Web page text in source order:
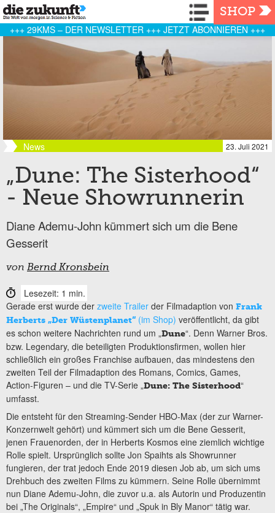
Navigation
SHOP
+++ 29KMS – DER NEWSLETTER +++ JETZT ABONNIEREN +++
News 23. Juli 2021
„Dune: The Sisterhood“
- Neue Showrunnerin
Diane Ademu-John kümmert sich um die Bene
Gesserit
von Bernd Kronsbein
Lesezeit: 1 min.
Gerade erst wurde der zweite Trailer der Filmadaption von Frank
Herberts „Der Wüstenplanet“ (im Shop) veröffentlicht, da gibt
es schon weitere Nachrichten rund um „Dune“. Denn Warner Bros.
bzw. Legendary, die beteiligten Produktionsfirmen, wollen hier
schließlich ein großes Franchise aufbauen, das mindestens den
zweiten Teil der Filmadaption des Romans, Comics, Games,
Action-Figuren – und die TV-Serie „Dune: The Sisterhood“
umfasst.
Die entsteht für den Streaming-Sender HBO-Max (der zur Warner-
Konzernwelt gehört) und kümmert sich um die Bene Gesserit,
jenen Frauenorden, der in Herberts Kosmos eine ziemlich wichtige
Rolle spielt. Ursprünglich sollte Jon Spaihts als Showrunner
fungieren, der trat jedoch Ende 2019 diesen Job ab, um sich ums
Drehbuch des zweiten Films zu kümmern. Seine Rolle übernimmt
nun Diane Ademu-John, die zuvor u.a. als Autorin und Produzentin
bei „The Originals“, „Empire“ und „Spuk in Bly Manor“ tätig war.